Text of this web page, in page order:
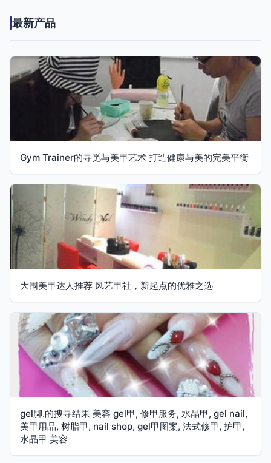
最新产品
Gym Trainer的寻觅与美甲艺术 打造健康与美的完美平衡
大围美甲达人推荐 风艺甲社，新起点的优雅之选
gel脚.的搜寻结果 美容 gel甲, 修甲服务, 水晶甲, gel nail,
美甲用品, 树脂甲, nail shop, gel甲图案, 法式修甲, 护甲,
水晶甲 美容